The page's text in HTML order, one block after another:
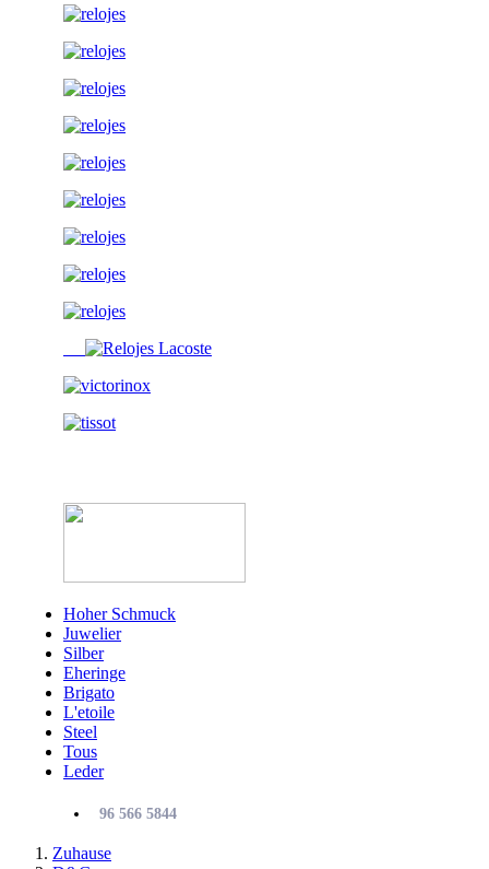
Hoher Schmuck
Juwelier
Silber
Eheringe
Brigato
L'etoile
Steel
Tous
Leder
96 566 5844
Zuhause